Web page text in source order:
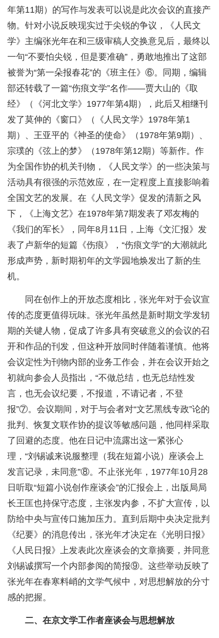
年第11期）的写作与发表可以说是此次会议的直接产
物。针对小说反映现实过于尖锐的争议，《人民文
学》主编张光年在和三级审稿人交换意见后，最终以
一句“不要怕尖锐，但是要准确”，勇敢地推出了这部
被誉为“第一朵报春花”的《班主任》⑥。同期，编辑
部还转载了一篇“伤痕文学”名作——贾大山的《取
经》（《河北文学》1977年第4期），此后又相继刊
发了莫伸的《窗口》（《人民文学》1978年第1
期）、王亚平的《神圣的使命》（1978年第9期）、
宗璞的《弦上的梦》（1978年第12期）等新作。作
为全国作协的机关刊物，《人民文学》的一些决策与
活动具有很强的示范效应，在一定程度上直接影响着
全国文艺的发展。在《人民文学》促发的清新之风
下，《上海文艺》在1978年第7期发表了邓友梅的
《我们的军长》，同年8月11日，上海《文汇报》发
表了卢新华的短篇《伤痕》，“伤痕文学”的大潮就此
形成声势，新时期初年的文学园地焕发出了新的生
机。
同在创作上的开放态度相比，张光年对于会议宣
传的态度更值得玩味。张光年虽然是新时期文学发轫
期的关键人物，促成了许多具有突破意义的会议的召
开和作品的刊发，但这种开放同时伴随着谨慎。他将
会议定性为刊物内部的业务工作会，并在会议开始之
初就向参会人员指出，“不做总结，也无总结性发
言，也无会议纪要，不报道，不请记者，不登
报”⑦。会议期间，对于与会者对“文艺黑线专政”论的
批判、恢复文联作协的提议等敏感问题，他同样采取
了回避的态度。他在日记中流露出这一紧张心
理，“刘锡诚来说服整理（我在短篇小说）座谈会上
发言记录，未同意”⑧。不止张光年，1977年10月28
日听取“短篇小说创作座谈会”的汇报会上，出版局局
长王匡也持保守态度，主张发内参，不扩大宣传，以
防给中央与宣传口施加压力。直到后期中央决定批判
《纪要》的消息传出，张光年才决定在《光明日报》
《人民日报》上发表此次座谈会的文章摘要，并同意
刘锡诚撰写一个内部参阅的简报⑨。这些举动反映了
张光年在春寒料峭的文学气候中，对思想解放的分寸
感的把握。
二、在京文学工作者座谈会与思想解放